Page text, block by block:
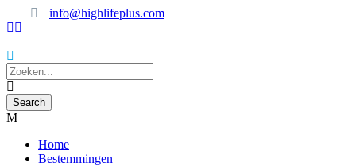
info@highlifeplus.com
Home
Bestemmingen